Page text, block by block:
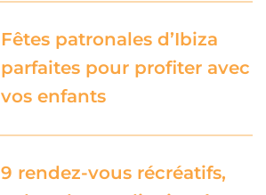
Fêtes patronales d’Ibiza
parfaites pour profiter avec
vos enfants
9 rendez-vous récréatifs,